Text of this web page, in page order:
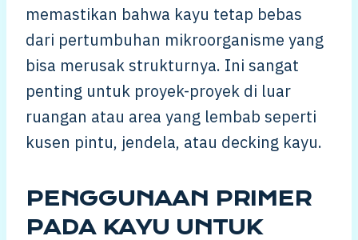
memastikan bahwa kayu tetap bebas
dari pertumbuhan mikroorganisme yang
bisa merusak strukturnya. Ini sangat
penting untuk proyek-proyek di luar
ruangan atau area yang lembab seperti
kusen pintu, jendela, atau decking kayu.
PENGGUNAAN PRIMER
PADA KAYU UNTUK